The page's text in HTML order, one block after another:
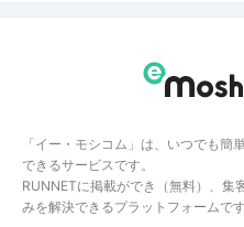
「イー・モシコム」は、いつでも
できるサービスです。
RUNNETに掲載ができ（無料）、集
みを解決できるプラットフォームです